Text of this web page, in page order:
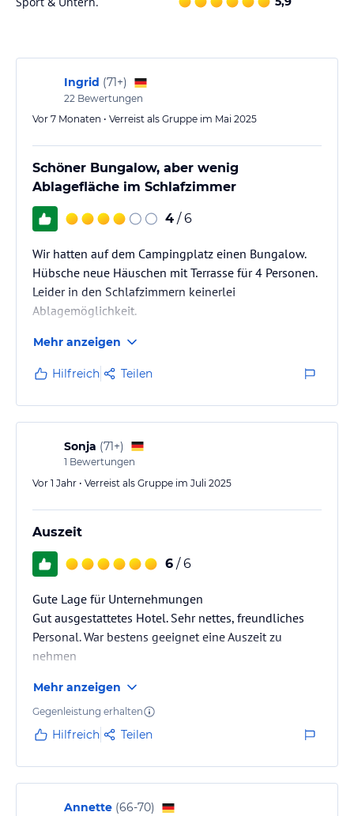
Ingrid (71+)
22 Bewertungen
Vor 7 Monaten • Verreist als Gruppe im Mai 2025
Schöner Bungalow, aber wenig
Ablagefläche im Schlafzimmer
4 / 6
Wir hatten auf dem Campingplatz einen Bungalow.
Hübsche neue Häuschen mit Terrasse für 4 Personen.
Leider in den Schlafzimmern keinerlei
Ablagemöglichkeit.
Mehr anzeigen
Hilfreich Teilen
Sonja (71+)
1 Bewertungen
Vor 1 Jahr • Verreist als Gruppe im Juli 2025
Auszeit
6 / 6
Gute Lage für Unternehmungen
Gut ausgestattetes Hotel. Sehr nettes, freundliches
Personal. War bestens geeignet eine Auszeit zu
nehmen
Mehr anzeigen
Gegenleistung erhalten
Hilfreich Teilen
Annette (66-70)